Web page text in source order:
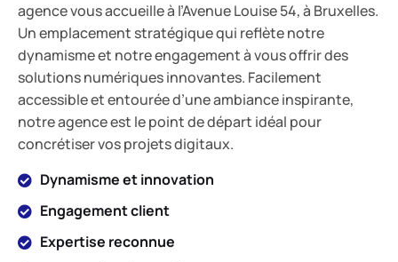
agence vous accueille à l’Avenue Louise 54, à Bruxelles.
Un emplacement stratégique qui reflète notre
dynamisme et notre engagement à vous offrir des
solutions numériques innovantes. Facilement
accessible et entourée d’une ambiance inspirante,
notre agence est le point de départ idéal pour
concrétiser vos projets digitaux.
Dynamisme et innovation
Engagement client
Expertise reconnue